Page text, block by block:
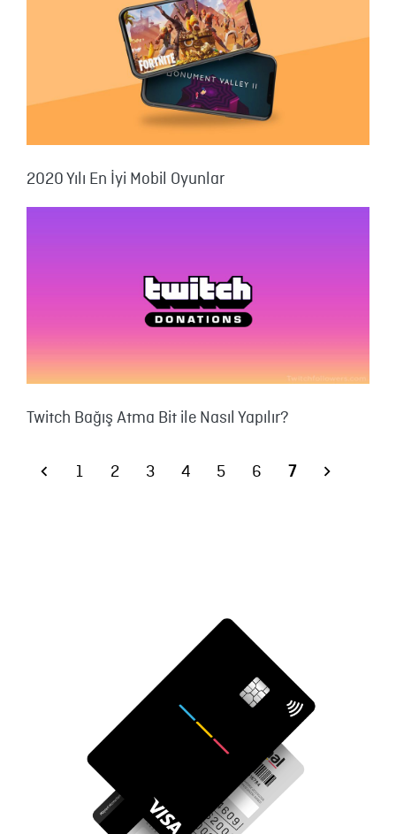
2020 Yılı En İyi Mobil Oyunlar
Twitch Bağış Atma Bit ile Nasıl Yapılır?
1 2 3 4 5 6 7